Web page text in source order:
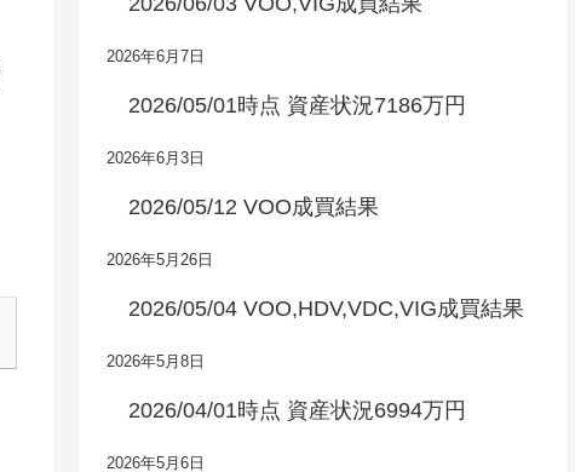
2026年6月7日
2026/05/01時点 資産状況7186万円
2026年6月3日
2026/05/12 VOO成買結果
2026年5月26日
2026/05/04 VOO,HDV,VDC,VIG成買結果
2026年5月8日
2026/04/01時点 資産状況6994万円
2026年5月6日